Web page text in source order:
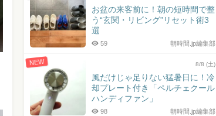
お盆の来客前に！朝の短時間で整
う“玄関・リビング”リセット術3
選
朝時間.jp編集部
59
NEW 8/8 (土)
風だけじゃ足りない猛暑日に！冷
却プレート付き「ペルチェクール
ハンディファン」
朝時間.jp編集部
98